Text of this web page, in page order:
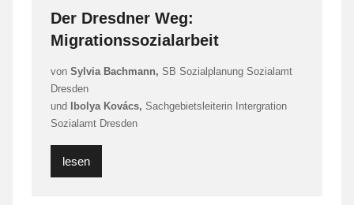
Der Dresdner Weg:
Migrationssozialarbeit
von Sylvia Bachmann, SB Sozialplanung Sozialamt
Dresden
und
Ibolya Kovács, Sachgebietsleiterin Intergration
Sozialamt Dresden
lesen